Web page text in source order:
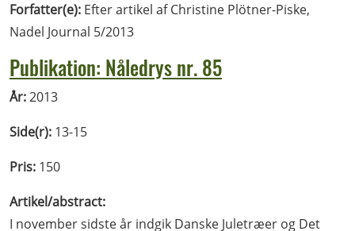
Forfatter(e): Efter artikel af Christine Plötner-Piske,
Nadel Journal 5/2013
Publikation: Nåledrys nr. 85
År:2013
Side(r): 13-15
Pris: 150
Artikel/abstract:
I november sidste år indgik Danske Juletræer og Det